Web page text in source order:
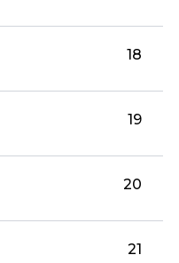
18
19
20
21